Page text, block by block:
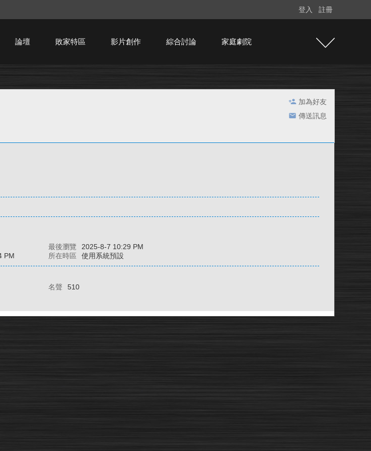
登入 註冊
論壇 敗家特區 影片創作 綜合討論 家庭劇院
加為好友
傳送訊息
最後瀏覽
2025-8-7 10:29 PM
PM 所在時區 使用系統預設
名聲
510